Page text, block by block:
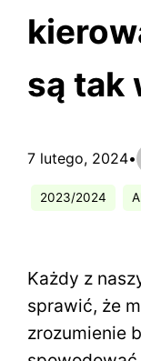
są tak
7 lutego, 2024•
2023/2024
Każdy z
sprawić, że
zrozumienie